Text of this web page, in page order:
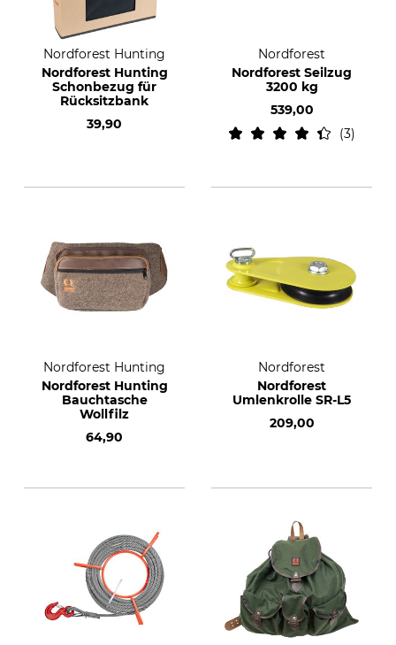
Nordforest Hunting
Nordforest Hunting
Schonbezug für
Rücksitzbank
39,90
Nordforest
Nordforest Seilzug
3200 kg
539,00
3
Nordforest Hunting
Nordforest Hunting
Bauchtasche
Wollfilz
64,90
Nordforest
Nordforest
Umlenkrolle SR-L5
209,00